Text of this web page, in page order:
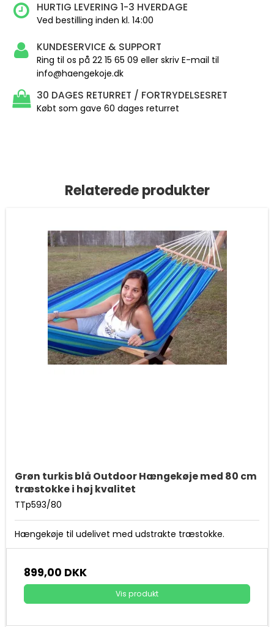
HURTIG LEVERING 1-3 HVERDAGE
Ved bestilling inden kl. 14:00
KUNDESERVICE & SUPPORT
Ring til os på 22 15 65 09 eller skriv E-mail til
info@haengekoje.dk
30 DAGES RETURRET / FORTRYDELSESRET
Købt som gave 60 dages returret
Relaterede produkter
Grøn turkis blå Outdoor Hængekøje med 80 cm
træstokke i høj kvalitet
TTp593/80
Hængekøje til udelivet med udstrakte træstokke.
899,00 DKK
Vis produkt